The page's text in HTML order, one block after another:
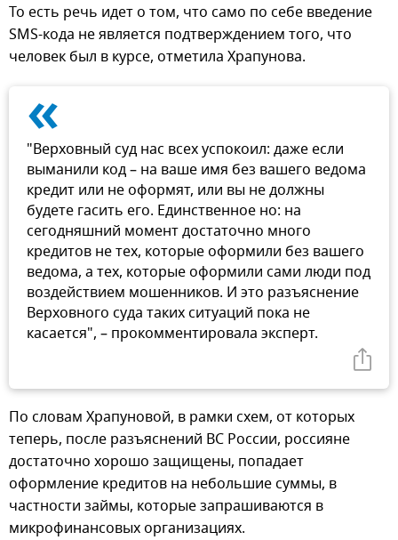
То есть речь идет о том, что само по себе введение
SMS-кода не является подтверждением того, что
человек был в курсе, отметила Храпунова.
«
"Верховный суд нас всех успокоил: даже если
выманили код – на ваше имя без вашего ведома
кредит или не оформят, или вы не должны
будете гасить его. Единственное но: на
сегодняшний момент достаточно много
кредитов не тех, которые оформили без вашего
ведома, а тех, которые оформили сами люди под
воздействием мошенников. И это разъяснение
Верховного суда таких ситуаций пока не
касается", – прокомментировала эксперт.
По словам Храпуновой, в рамки схем, от которых
теперь, после разъяснений ВС России, россияне
достаточно хорошо защищены, попадает
оформление кредитов на небольшие суммы, в
частности займы, которые запрашиваются в
микрофинансовых организациях.